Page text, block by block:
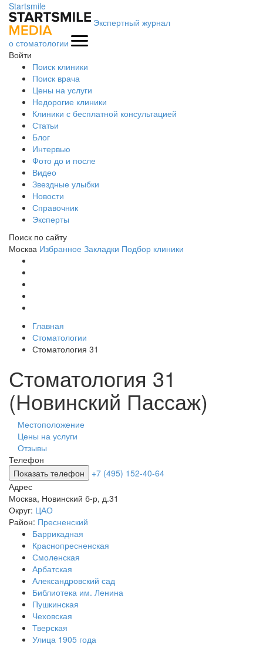
Startsmile
Экспертный журнал
о стоматологии
Войти
Поиск клиники
Поиск врача
Цены на услуги
Недорогие клиники
Клиники с бесплатной консультацией
Статьи
Блог
Интервью
Фото до и после
Видео
Звездные улыбки
Новости
Справочник
Эксперты
Поиск по сайту
Москва Избранное Закладки Подбор клиники
Главная
Стоматологии
Стоматология 31
Стоматология 31
(Новинский Пассаж)
Местоположение
Цены на услуги
Отзывы
Телефон
Показать телефон
+7 (495) 152-40-64
Адрес
Москва, Новинский б-р, д.31
Округ: ЦАО
Район: Пресненский
Баррикадная
Краснопресненская
Смоленская
Арбатская
Александровский сад
Библиотека им. Ленина
Пушкинская
Чеховская
Тверская
Улица 1905 года